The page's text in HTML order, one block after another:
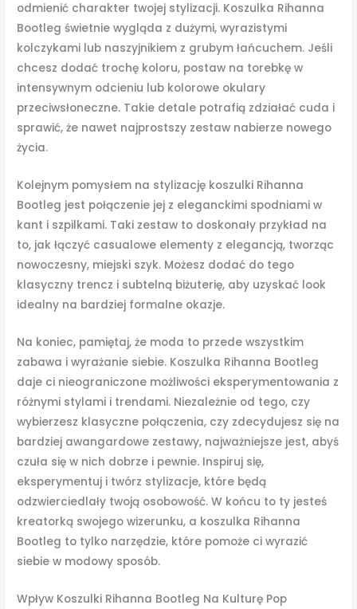
odmienić charakter twojej stylizacji. Koszulka Rihanna
Bootleg świetnie wygląda z dużymi, wyrazistymi
kolczykami lub naszyjnikiem z grubym łańcuchem. Jeśli
chcesz dodać trochę koloru, postaw na torebkę w
intensywnym odcieniu lub kolorowe okulary
przeciwsłoneczne. Takie detale potrafią zdziałać cuda i
sprawić, że nawet najprostszy zestaw nabierze nowego
życia.
Kolejnym pomysłem na stylizację koszulki Rihanna
Bootleg jest połączenie jej z eleganckimi spodniami w
kant i szpilkami. Taki zestaw to doskonały przykład na
to, jak łączyć casualowe elementy z elegancją, tworząc
nowoczesny, miejski szyk. Możesz dodać do tego
klasyczny trencz i subtelną biżuterię, aby uzyskać look
idealny na bardziej formalne okazje.
Na koniec, pamiętaj, że moda to przede wszystkim
zabawa i wyrażanie siebie. Koszulka Rihanna Bootleg
daje ci nieograniczone możliwości eksperymentowania z
różnymi stylami i trendami. Niezależnie od tego, czy
wybierzesz klasyczne połączenia, czy zdecydujesz się na
bardziej awangardowe zestawy, najważniejsze jest, abyś
czuła się w nich dobrze i pewnie. Inspiruj się,
eksperymentuj i twórz stylizacje, które będą
odzwierciedlały twoją osobowość. W końcu to ty jesteś
kreatorką swojego wizerunku, a koszulka Rihanna
Bootleg to tylko narzędzie, które pomoże ci wyrazić
siebie w modowy sposób.
Wpływ Koszulki Rihanna Bootleg Na Kulturę Pop